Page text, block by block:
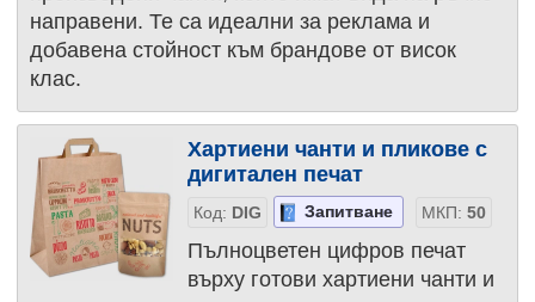
направени. Те са идеални за реклама и
добавена стойност към брандове от висок
клас.
Хартиени чанти и пликове с
дигитален печат
Код: DIG Запитване МКП: 50
Пълноцветен цифров печат
върху готови хартиени чанти и